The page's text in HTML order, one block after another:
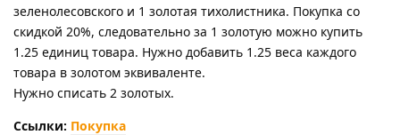
зеленолесовского и 1 золотая тихолистника. Покупка со
скидкой 20%, следовательно за 1 золотую можно купить
1.25 единиц товара. Нужно добавить 1.25 веса каждого
товара в золотом эквиваленте.
Нужно списать 2 золотых.
Ссылки: Покупка